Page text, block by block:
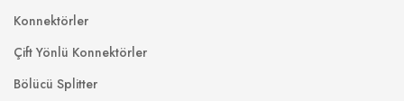
Konnektörler
Çift Yönlü Konnektörler
Bölücü Splitter